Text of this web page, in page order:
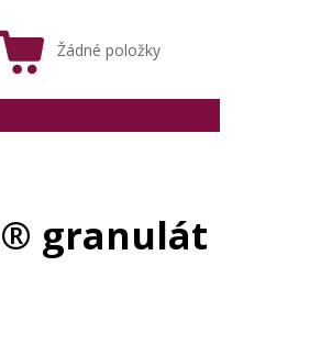
Žádné položky
granulát